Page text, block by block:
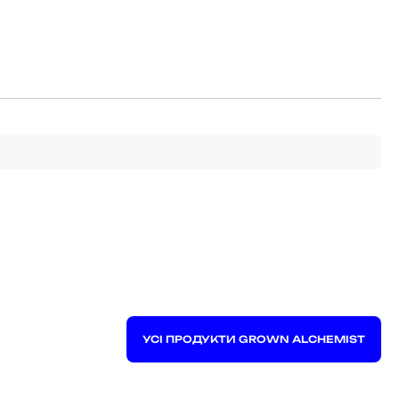
УСІ ПРОДУКТИ GROWN ALCHEMIST